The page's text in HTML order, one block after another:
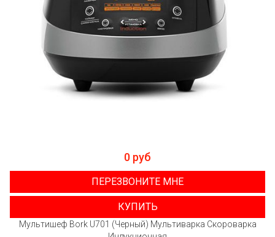
0 руб
ПЕРЕЗВОНИТЕ МНЕ
КУПИТЬ
Мультишеф Bork U701 (Черный) Мультиварка Скороварка